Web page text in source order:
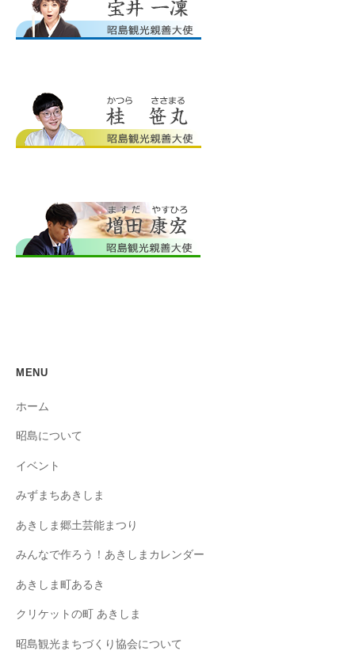
MENU
ホーム
昭島について
イベント
みずまちあきしま
あきしま郷土芸能まつり
みんなで作ろう！あきしまカレンダー
あきしま町あるき
クリケットの町 あきしま
昭島観光まちづくり協会について